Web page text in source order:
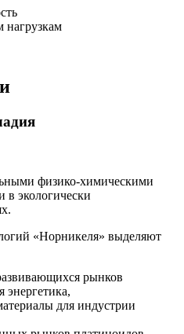
нагрузкам
физико-химическими
в экологически
«Норникеля» выделяют
рынков
энергетика,
для индустрии